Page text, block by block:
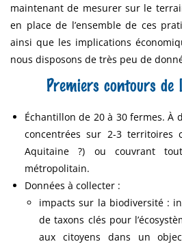
maintenant de mesurer sur le
en place de l’ensemble de ces
ainsi que les implications
nous disposons de très peu de
Premiers contours de
Échantillon de 20 à 30 fermes. À
concentrées sur 2-3 territoires
Aquitaine ?) ou couvrant
métropolitain.
Données à collecter :
impacts sur la biodiversité :
de taxons clés pour
aux citoyens dans un